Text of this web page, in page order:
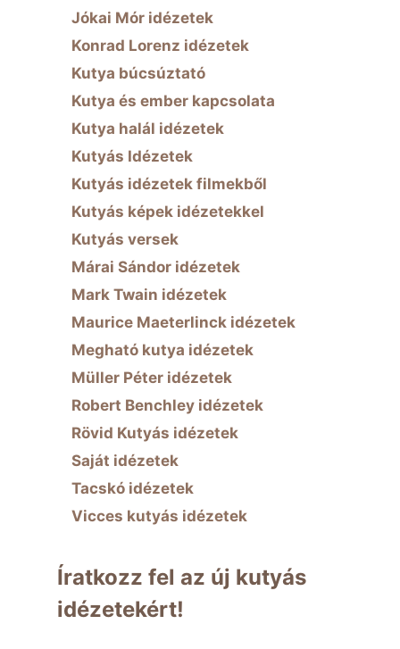
Jókai Mór idézetek
Konrad Lorenz idézetek
Kutya búcsúztató
Kutya és ember kapcsolata
Kutya halál idézetek
Kutyás Idézetek
Kutyás idézetek filmekből
Kutyás képek idézetekkel
Kutyás versek
Márai Sándor idézetek
Mark Twain idézetek
Maurice Maeterlinck idézetek
Megható kutya idézetek
Müller Péter idézetek
Robert Benchley idézetek
Rövid Kutyás idézetek
Saját idézetek
Tacskó idézetek
Vicces kutyás idézetek
Íratkozz fel az új kutyás
idézetekért!